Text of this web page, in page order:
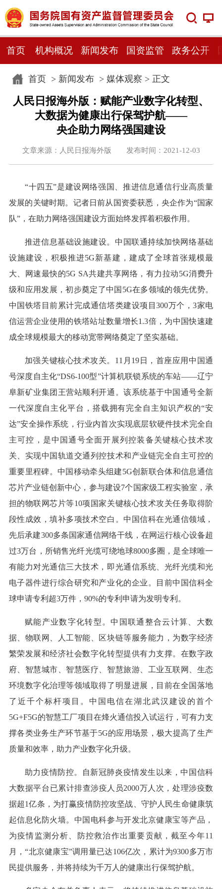
首页 机构概况 新闻发布 国资监管 政务公开
首页> 新闻发布> 媒体观察 > 正文
人民日报海外版：赋能产业数字化转型、
大数据为健康出行保驾护航——
央企助力网络强国建设
文章来源：人民日报海外版 发布时间：2021-12-03
“十四五”是建设网络强国、推进信息通信行业高质量
发展的关键时期。记者日前从国资委获悉，央企作为“国家
队”，在助力网络强国建设方面始终发挥着积极作用。
推进信息基础设施建设。中国联通持续加快网络基础
设施建设，积极推进5G新基建，建成了全球首张规模最
大、网速最快的5G SA共建共享网络，有力拉动5G消费升
级和应用发展，初步奠定了中国5G在多领域的领先优势。
中国铁塔目前累计完成通信塔类建设项目300万个，3家电
信运营企业使用的铁塔站址数量增长1.3倍，为中国快速建
成全球规模最大的移动宽带网络奠定了坚实基础。
加强关键核心技术攻关。11月19日，首座应用中国通
号深度自主化“DS6-100型”计算机联锁系统的车站——辽宁
阜新矿业集团王营站顺利开通。该系统基于中国通号全新
一代深度自主化平台，搭载拥有完全自主知识产权的“安
达”安全操作系统，行业内首次实现底层软硬件技术完全自
主可控，是中国通号全面开展列控装备关键核心技术攻
关、实现中国轨道交通列控技术和产业链完全自主可控的
重要里程碑。中国移动牵头组建5G创新联合体和信息通信
芯片产业链创新中心，参与建设7个国家级工程实验室，承
担的物联网芯片等10项国家关键核心技术攻关任务取得阶
段性成效，填补多项技术空白。中国信科在光通信领域，
先后承建300多条国家通信网络干线，在网运行核心设备超
过3万台，所销售光纤光缆可绕地球8000多圈，是全球唯一
有能力对光通信三大技术，即光通信系统、光纤光缆和光
电子器件进行综合研究和产业化的企业。目前中国信科全
球申请专利超3万件，90%的专利申请为发明专利。
赋能产业数字化转型。中国联通整合云计算、大数
据、物联网、人工智能、区块链等服务能力，为数字经济
繁荣发展和经济社会数字化转型提供有力支撑。在数字政
府、智慧城市、智慧医疗、智慧旅游、工业互联网、生态
环境数字化治理等领域取得了明显进展，目前在全国落地
了近千个标杆项目。中国电信在湖北武汉建设的首个
5G+F5G的智慧工厂项目在烽火通信投入试运行，可有力支
撑各类业务生产环节基于5G的应用场景，极大提高了生产
质量和效率，助力产业数字化升级。
助力疫情防控。自新冠肺炎疫情发生以来，中国信科
大数据平台已累计排查涉疫人员2000万人次，处理涉疫数
据超1亿条，为打赢疫情防控攻坚战、守护人民生命健康筑
起信息化防火墙。中国电科参与开发北京健康宝等产品，
为疫情监测分析、防控救治作出重要贡献，截至今年11
月，“北京健康宝”调用量已达106亿次，累计为9300多万市
民提供服务，并将持续为千万人的健康出行保驾护航。